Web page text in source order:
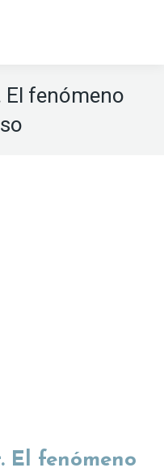
El fenómeno
El fenómeno